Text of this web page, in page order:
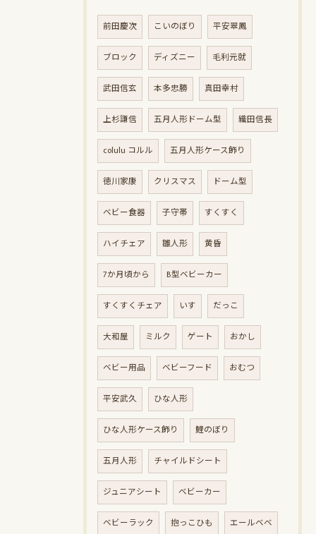
前田慶次 こいのぼり 平安翠鳳
ブロック ディズニー 毛利元就
武田信玄 本多忠勝 真田幸村
上杉謙信 五月人形ドーム型 織田信長
colulu コルル 五月人形ケース飾り
徳川家康 クリスマス ドーム型
ベビー食器 子守帯 すくすく
ハイチェア 雛人形 黄昏
7か月頃から B型ベビーカー
すくすくチェア いす だっこ
大和屋 ミルク ゲート おかし
ベビー用品 ベビーフード おむつ
平安武久 ひな人形
ひな人形ケース飾り 鯉のぼり
五月人形 チャイルドシート
ジュニアシート ベビーカー
ベビーラック 抱っこひも エールベベ